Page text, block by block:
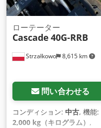
Strzałkowo 8,615 km
ローテーター
Cascade 40G-RRB
問い合わせる
コンディション: 中古, 機能:
2,000 kg（キログラム） ,